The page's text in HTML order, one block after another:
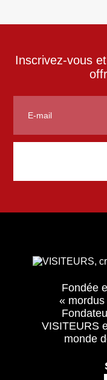
Inscrivez-vous
Fondée
«
VISITEURS
monde